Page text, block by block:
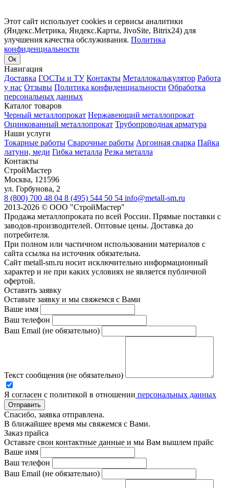
Этот сайт использует cookies и сервисы аналитики
(Яндекс.Метрика, Яндекс.Карты, JivoSite, Bitrix24) для
улучшения качества обслуживания. Политика
конфиденциальности
Ок
Навигация
Доставка ГОСТы и ТУ Контакты Металлокалькулятор Работа
у нас Отзывы Политика конфиденциальности Обработка
персональных данных
Каталог товаров
Черный металлопрокат Нержавеющий металлопрокат
Оцинкованный металлопрокат Трубопроводная арматура
Наши услуги
Токарные работы Сварочные работы Аргонная сварка Пайка
латуни, меди Гибка металла Резка металла
Контакты
СтройМастер
Москва, 121596
ул. Горбунова, 2
8 (800) 700 48 04 8 (495) 544 50 54 info@metall-sm.ru
2013-2026 © ООО "СтройМастер"
Продажа металлопроката по всей России. Прямые поставки с
заводов-производителей. Оптовые цены. Доставка до
потребителя.
При полном или частичном использовании материалов с
сайта ссылка на источник обязательна.
Сайт metall-sm.ru носит исключительно информационный
характер и не при каких условиях не является публичной
офертой.
Оставить заявку
Оставьте заявку и мы свяжемся с Вами
Ваше имя
Ваш телефон
Ваш Email (не обязательно)
Текст сообщения (не обязательно)
Я согласен с политикой в отношении персональных данных
Отправить
Спасибо, заявка отправлена.
В ближайшее время мы свяжемся с Вами.
Заказ прайса
Оставьте свои контактные данные и мы Вам вышлем прайс
Ваше имя
Ваш телефон
Ваш Email (не обязательно)